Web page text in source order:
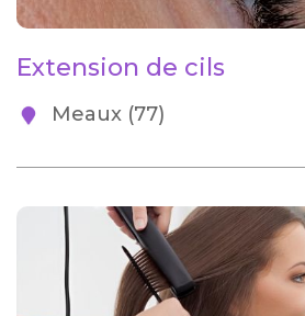
Extension de cils
Meaux (77)